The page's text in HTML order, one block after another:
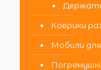
Коврики
Мобили